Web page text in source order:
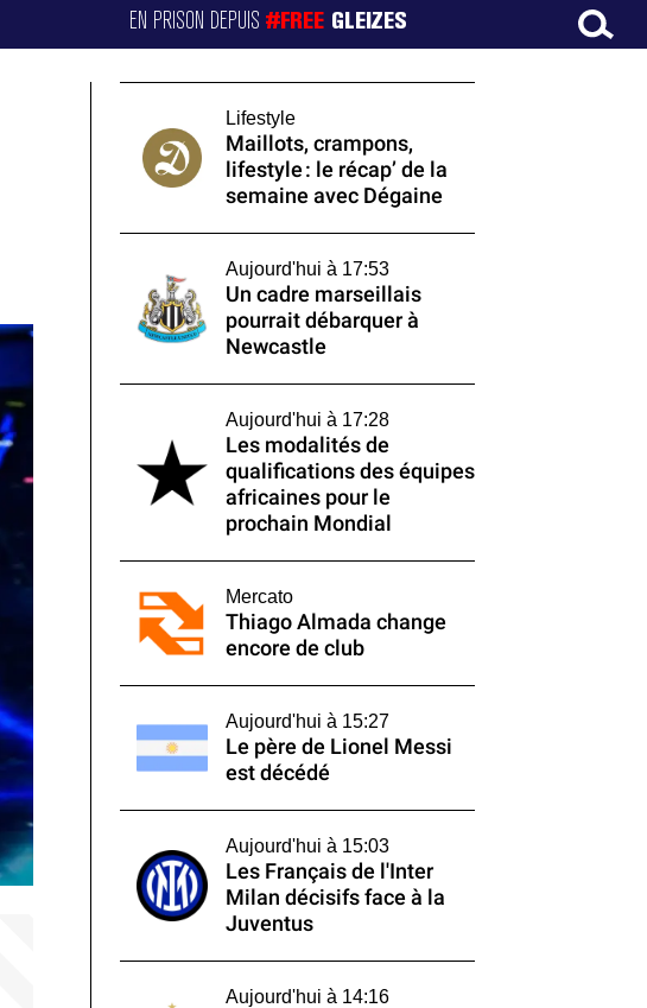
EN PRISON DEPUIS#FREE GLEIZES
Lifestyle
Maillots, crampons,
lifestyle : le récap’ de la
semaine avec Dégaine
Aujourd'hui à 17:53
Un cadre marseillais
pourrait débarquer à
Newcastle
Aujourd'hui à 17:28
Les modalités de
qualifications des équipes
africaines pour le
prochain Mondial
Mercato
Thiago Almada change
encore de club
Aujourd'hui à 15:27
Le père de Lionel Messi
est décédé
Aujourd'hui à 15:03
Les Français de l'Inter
Milan décisifs face à la
Juventus
Aujourd'hui à 14:16